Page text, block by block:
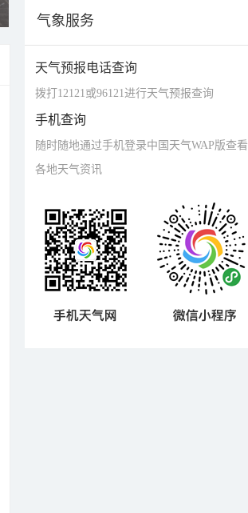
气象服务
天气预报电话查询
拨打12121或96121进行天气预报查询
手机查询
随时随地通过手机登录中国天气WAP版查看
各地天气资讯